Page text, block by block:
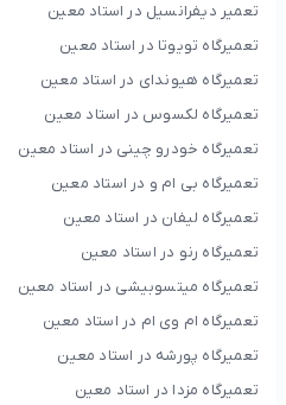
تعمیر دیفرانسیل در استاد معین
تعمیرگاه تویوتا در استاد معین
تعمیرگاه هیوندای در استاد معین
تعمیرگاه لکسوس در استاد معین
تعمیرگاه خودرو چینی در استاد معین
تعمیرگاه بی ام و در استاد معین
تعمیرگاه لیفان در استاد معین
تعمیرگاه رنو در استاد معین
تعمیرگاه میتسوبیشی در استاد معین
تعمیرگاه ام وی ام در استاد معین
تعمیرگاه پورشه در استاد معین
تعمیرگاه مزدا در استاد معین